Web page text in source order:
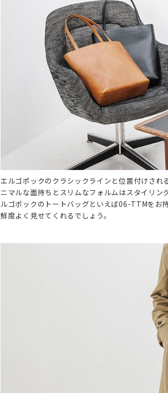
エルゴポックのクラシックラインと位置付けされ
ニマルな面持ちとスリムなフォルムはスタイリ
ルゴポックのトートバッグといえば06-TTMをお
鮮度よく見せてくれるでしょう。